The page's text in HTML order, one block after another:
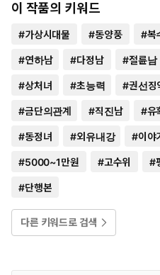
이 작품의 키워드
#가상시대물 #동양풍 #복
#연하남 #다정남 #절륜남
#상처녀 #초능력 #권선징
#금단의관계 #직진남 #유
#동정녀 #외유내강 #이야
#5000~1만원 #고수위 #
#단행본
다른 키워드로 검색